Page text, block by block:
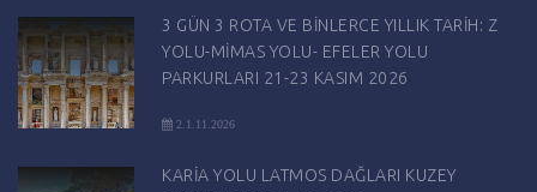
3 GÜN 3 ROTA VE BİNLERCE YILLIK TARİH: Z
YOLU-MİMAS YOLU- EFELER YOLU
PARKURLARI 21-23 KASIM 2026
2.1.11.2026
KARİA YOLU LATMOS DAĞLARI KUZEY